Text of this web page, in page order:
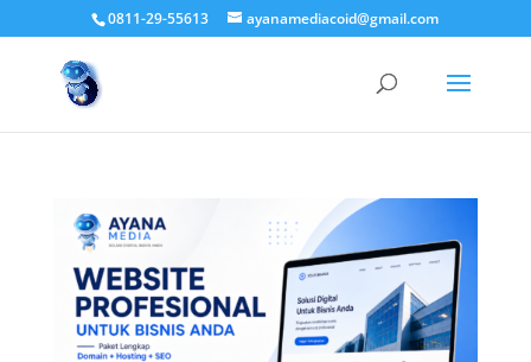
0811-29-55613 ayanamediacoid@gmail.com